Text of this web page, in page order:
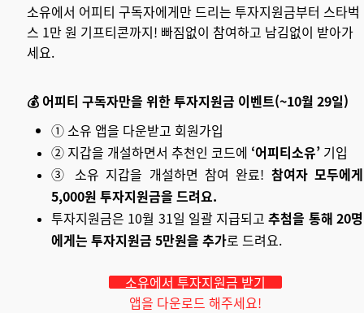
소유에서 어피티 구독자에게만 드리는 투자지원금부터 스타벅
스 1만 원 기프티콘까지! 빠짐없이 참여하고 남김없이 받아가
세요.
💰 어피티 구독자만을 위한 투자지원금 이벤트(~10월 29일)
① 소유 앱을 다운받고 회원가입
② 지갑을 개설하면서 추천인 코드에 ‘어피티소유’ 기입
③ 소유 지갑을 개설하면 참여 완료! 참여자 모두에게
5,000원 투자지원금을 드려요.
투자지원금은 10월 31일 일괄 지급되고추첨을 통해 20명
에게는 투자지원금 5만원을 추가로 드려요.
소유에서 투자지원금 받기
앱을 다운로드 해주세요!